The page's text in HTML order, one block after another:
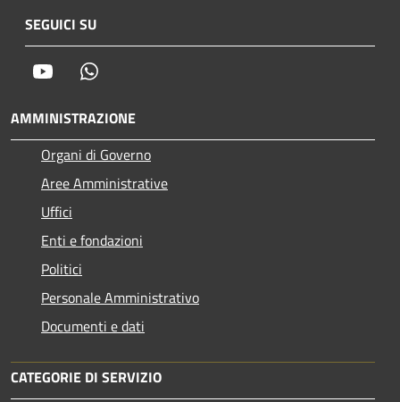
SEGUICI SU
Youtube
AMMINISTRAZIONE
Organi di Governo
Aree Amministrative
Uffici
Enti e fondazioni
Politici
Personale Amministrativo
Documenti e dati
CATEGORIE DI SERVIZIO